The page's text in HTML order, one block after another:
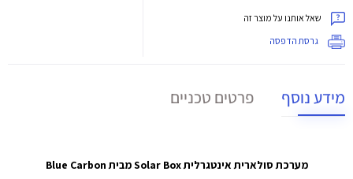
שאל אותנו על מוצר זה
גרסת הדפסה
מידע נוסף פרטים טכניים
מערכת סולארית אינטגרלית Solar Box מבית Blue Carbon